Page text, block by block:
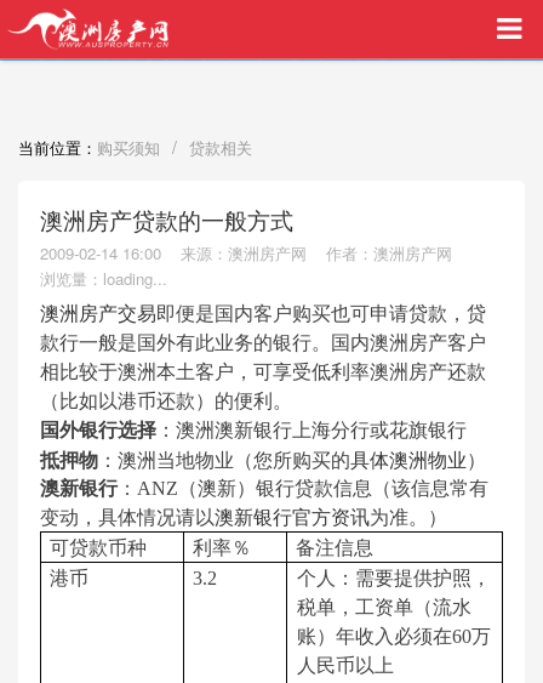
买家中介VIP服务，助您安心购房
当前位置： 购买须知 / 贷款相关
澳洲房产贷款的一般方式
2009-02-14 16:00 来源：澳洲房产网
作者：澳洲房产网
浏览量： loading...
澳洲房产交易即便是国内客户购买也可申请贷款，贷
款行一般是国外有此业务的银行。国内澳洲房产客户
相比较于澳洲本土客户，可享受低利率澳洲房产还款
（比如以港币还款）的便利。
国外银行选择： 澳洲澳新银行上海分行或花旗银行
抵押物：澳洲当地物业（您所购买的具体澳洲物业）
澳新银行：ANZ（澳新）银行贷款信息（该信息常有
变动，具体情况请以澳新银行官方资讯为准。）
可贷款币种
利率％
备注信息
港币
3.2
个人：需要提供护照，
税单，工资单（流水
账）年收入必须在60万
人民币以上